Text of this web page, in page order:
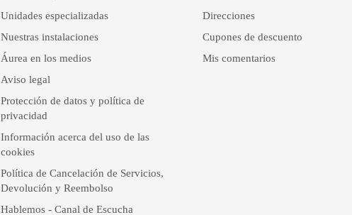
Unidades especializadas
Nuestras instalaciones
Áurea en los medios
Aviso legal
Protección de datos y política de
privacidad
Información acerca del uso de las
cookies
Política de Cancelación de Servicios,
Devolución y Reembolso
Hablemos - Canal de Escucha
Direcciones
Cupones de descuento
Mis comentarios